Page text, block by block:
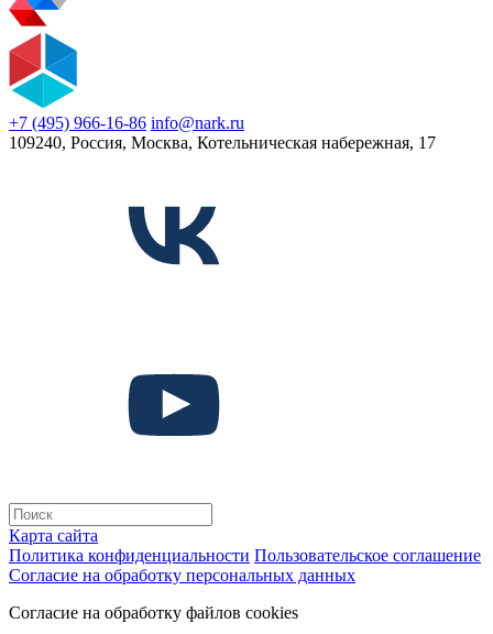
+7 (495) 966-16-86 info@nark.ru
109240, Россия, Москва, Котельническая набережная, 17
Карта сайта
Политика конфиденциальности Пользовательское соглашение
Согласие на обработку персональных данных
Согласие на обработку файлов cookies